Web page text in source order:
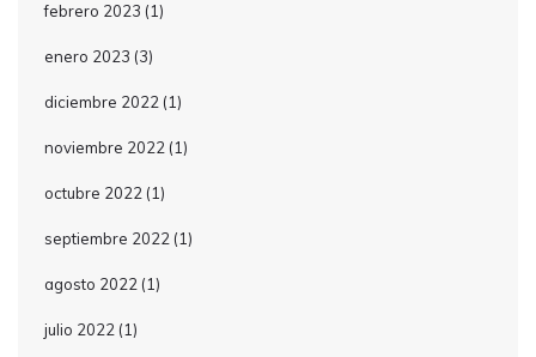
febrero 2023 (1)
enero 2023 (3)
diciembre 2022 (1)
noviembre 2022 (1)
octubre 2022 (1)
septiembre 2022 (1)
agosto 2022 (1)
julio 2022 (1)